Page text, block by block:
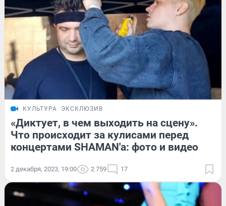
КУЛЬТУРА ЭКСКЛЮЗИВ
«Диктует, в чем выходить на сцену».
Что происходит за кулисами перед
концертами SHAMAN'а: фото и видео
2 декабря, 2023, 19:00 2 759 17